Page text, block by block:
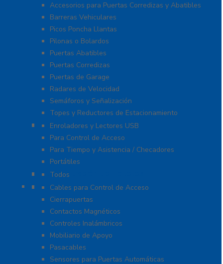
Accesorios para Puertas Corredizas y Abatibles
Barreras Vehiculares
Picos Poncha Llantas
Pilonas o Bolardos
Puertas Abatibles
Puertas Corredizas
Puertas de Garage
Radares de Velocidad
Semáforos y Señalización
Topes y Reductores de Estacionamiento
Biométricos
Enroladores y Lectores USB
Para Control de Acceso
Para Tiempo y Asistencia / Checadores
Portátiles
Administración de Hoteles
Todos
Accesorios
Cables para Control de Acceso
Cierrapuertas
Contactos Magnéticos
Controles Inalámbricos
Mobiliario de Apoyo
Pasacables
Sensores para Puertas Automáticas